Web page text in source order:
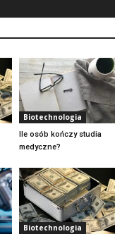
Biotechnologia
Ile osób kończy studia
medyczne?
Biotechnologia